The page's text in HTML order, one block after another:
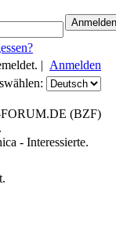
| Anmelden
(BZF)
- Interessierte.